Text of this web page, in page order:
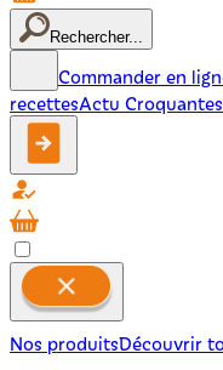
Rechercher...
Commander en
recettesActu
Nos produitsDécouvrir